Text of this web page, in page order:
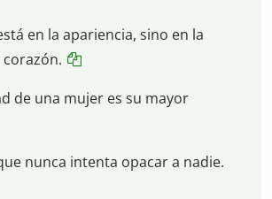
en la apariencia, sino en la
de una mujer es su mayor
nunca intenta opacar a nadie.